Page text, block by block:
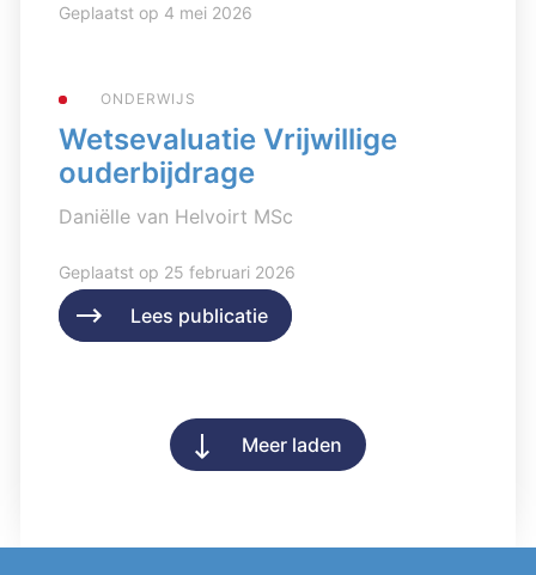
Geplaatst op 4 mei 2026
Lees publicatie
ONDERWIJS
Wetsevaluatie Vrijwillige
ouderbijdrage
Daniëlle van Helvoirt MSc
Geplaatst op 25 februari 2026
Lees publicatie
Meer laden